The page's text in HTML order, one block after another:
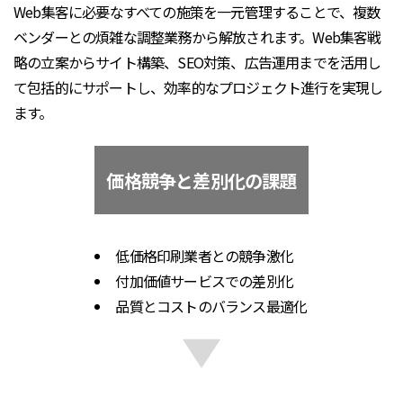
Web集客に必要なすべての施策を一元管理することで、複数
ベンダーとの煩雑な調整業務から解放されます。Web集客戦
略の立案からサイト構築、SEO対策、広告運用までを活用し
て包括的にサポートし、効率的なプロジェクト進行を実現し
ます。
価格競争と差別化の課題
低価格印刷業者との競争激化
付加価値サービスでの差別化
品質とコストのバランス最適化